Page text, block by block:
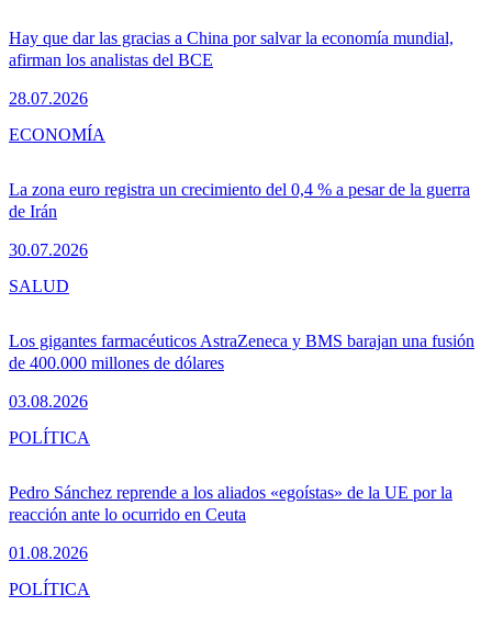
Hay que dar las gracias a China por salvar la economía mundial,
afirman los analistas del BCE
28.07.2026
La zona euro registra un crecimiento del 0,4 % a pesar de la guerra
de Irán
30.07.2026
ECONOMÍA
Los gigantes farmacéuticos AstraZeneca y BMS barajan una fusión
de 400.000 millones de dólares
03.08.2026
SALUD
Pedro Sánchez reprende a los aliados «egoístas» de la UE por la
reacción ante lo ocurrido en Ceuta
01.08.2026
POLÍTICA
POLÍTICA